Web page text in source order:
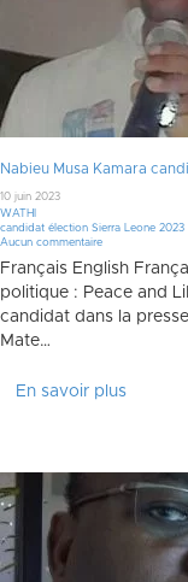
Nabieu Musa Kamara
10 juin 2023
WATHI
candidat élection Sierra Leone 2023
Aucun commentaire
Français English
politique : Peace and
candidat dans la
Mate…
En savoir plus